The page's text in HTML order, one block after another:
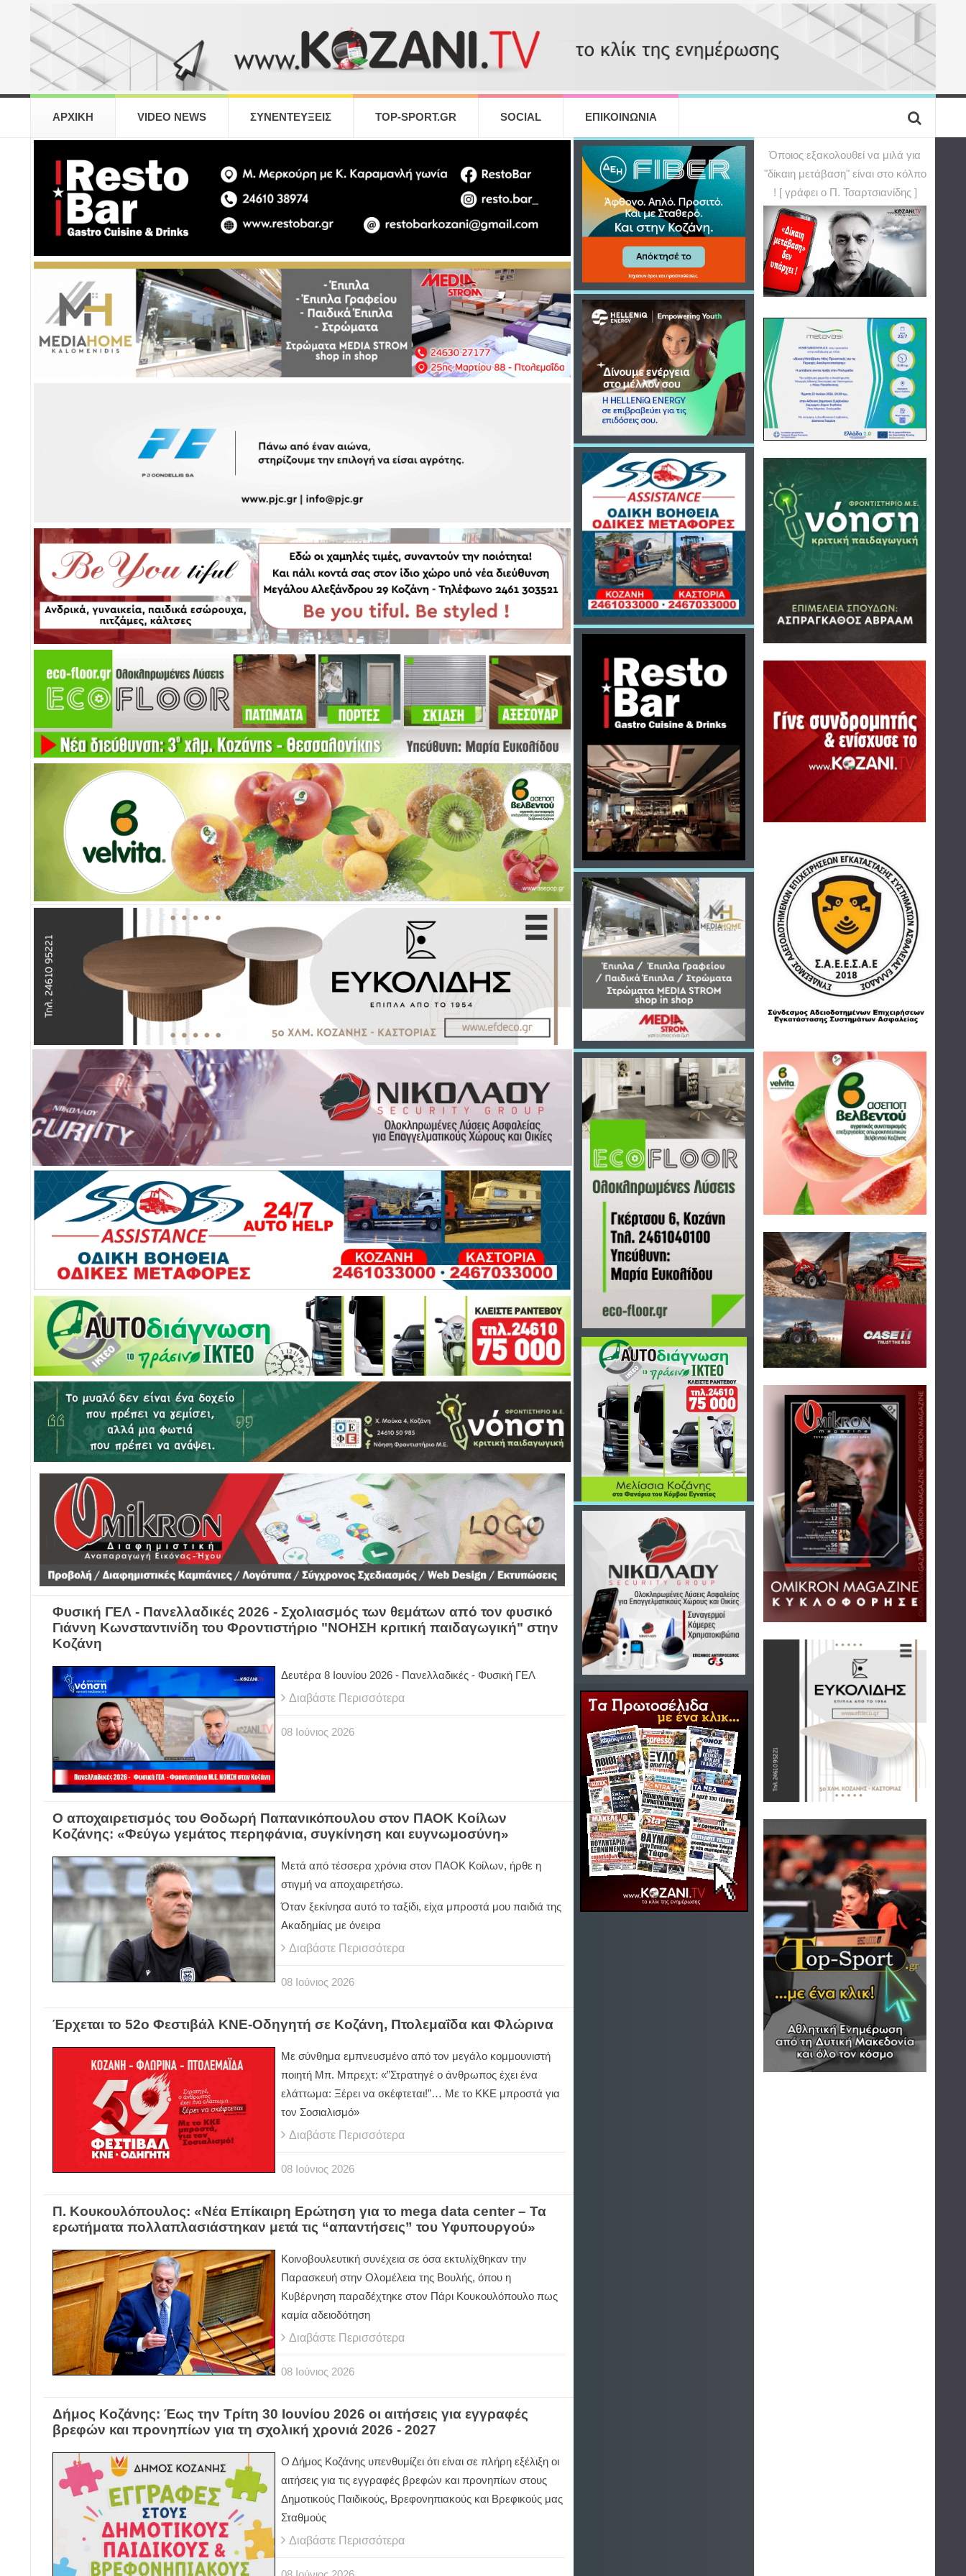
ΑΡΧΙΚΗ VIDEO NEWS ΣΥΝΕΝΤΕΥΞΕΙΣ TOP-SPORT.GR SOCIAL ΕΠΙΚΟΙΝΩΝΙΑ
Φυσική ΓΕΛ - Πανελλαδικές 2026 - Σχολιασμός των θεμάτων από τον φυσικό
Γιάννη Κωνσταντινίδη του Φροντιστήριο "ΝΟΗΣΗ κριτική παιδαγωγική" στην
Κοζάνη
Δευτέρα 8 Ιουνίου 2026 - Πανελλαδικές - Φυσική ΓΕΛ
Διαβάστε Περισσότερα
08 Ιούνιος 2026
Ο αποχαιρετισμός του Θοδωρή Παπανικόπουλου στον ΠΑΟΚ Κοίλων
Κοζάνης: «Φεύγω γεμάτος περηφάνια, συγκίνηση και ευγνωμοσύνη»
Μετά από τέσσερα χρόνια στον ΠΑΟΚ Κοίλων, ήρθε η
στιγμή να αποχαιρετήσω.
Όταν ξεκίνησα αυτό το ταξίδι, είχα μπροστά μου παιδιά της
Ακαδημίας με όνειρα
Διαβάστε Περισσότερα
08 Ιούνιος 2026
Έρχεται το 52ο Φεστιβάλ ΚΝΕ-Οδηγητή σε Κοζάνη, Πτολεμαΐδα και Φλώρινα
Με σύνθημα εμπνευσμένο από τον μεγάλο κομμουνιστή
ποιητή Μπ. Μπρεχτ: «”Στρατηγέ ο άνθρωπος έχει ένα
ελάττωμα: Ξέρει να σκέφτεται!”… Με το ΚΚΕ μπροστά για
τον Σοσιαλισμό»
Διαβάστε Περισσότερα
08 Ιούνιος 2026
Π. Κουκουλόπουλος: «Νέα Επίκαιρη Ερώτηση για το mega data center – Τα
ερωτήματα πολλαπλασιάστηκαν μετά τις “απαντήσεις” του Υφυπουργού»
Κοινοβουλευτική συνέχεια σε όσα εκτυλίχθηκαν την
Παρασκευή στην Ολομέλεια της Βουλής, όπου η
Κυβέρνηση παραδέχτηκε στον Πάρι Κουκουλόπουλο πως
καμία αδειοδότηση
Διαβάστε Περισσότερα
08 Ιούνιος 2026
Δήμος Κοζάνης: Έως την Τρίτη 30 Ιουνίου 2026 οι αιτήσεις για εγγραφές
βρεφών και προνηπίων για τη σχολική χρονιά 2026 - 2027
Ο Δήμος Κοζάνης υπενθυμίζει ότι είναι σε πλήρη εξέλιξη οι
αιτήσεις για τις εγγραφές βρεφών και προνηπίων στους
Δημοτικούς Παιδικούς, Βρεφονηπιακούς και Βρεφικούς μας
Σταθμούς
Διαβάστε Περισσότερα
Όποιος εξακολουθεί να μιλά για
"δίκαιη μετάβαση" είναι στο κόλπο
! [ γράφει ο Π. Τσαρτσιανίδης ]